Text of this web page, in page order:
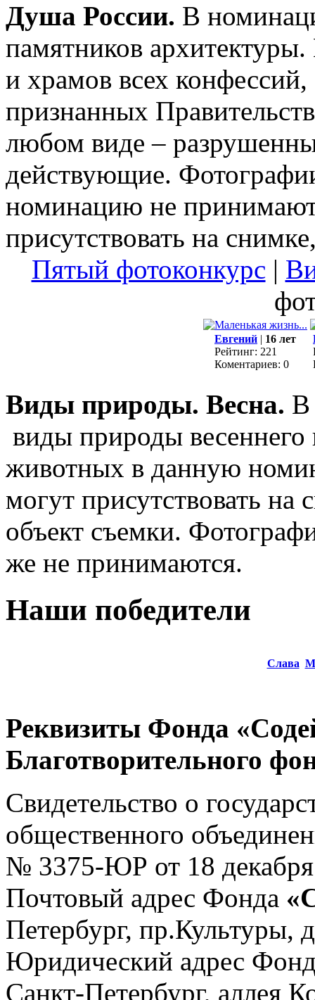
Душа России. В
памятников
и храмов всех
признанных
любом виде –
действующие.
номинацию не
присутствовать на
Пятый фотоконкурс |
Евгений | 16 лет
Рейтинг: 221
Коментариев: 0
Виды природы. Весна. В
виды природы
животных в данную
могут присутствовать на
объект съемки.
же не принимаются.
Наши победители
Слава
Реквизиты Фонда
Благотворительного
Свидетельство о
общественного
№ 3375-ЮР от 18 декабря
Почтовый адрес Фонда
Петербург, пр.Культуры,
Юридический адрес
Санкт-Петербург, аллея